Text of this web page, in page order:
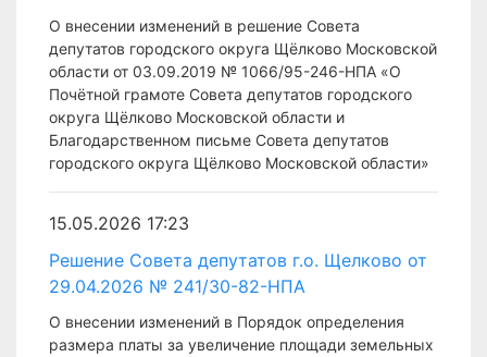
О внесении изменений в решение Совета
депутатов городского округа Щёлково Московской
области от 03.09.2019 № 1066/95-246-НПА «О
Почётной грамоте Совета депутатов городского
округа Щёлково Московской области и
Благодарственном письме Совета депутатов
городского округа Щёлково Московской области»
15.05.2026 17:23
Решение Совета депутатов г.о. Щелково от
29.04.2026 № 241/30-82-НПА
О внесении изменений в Порядок определения
размера платы за увеличение площади земельных